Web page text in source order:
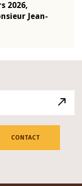
2026,
Jean-
CONTACT